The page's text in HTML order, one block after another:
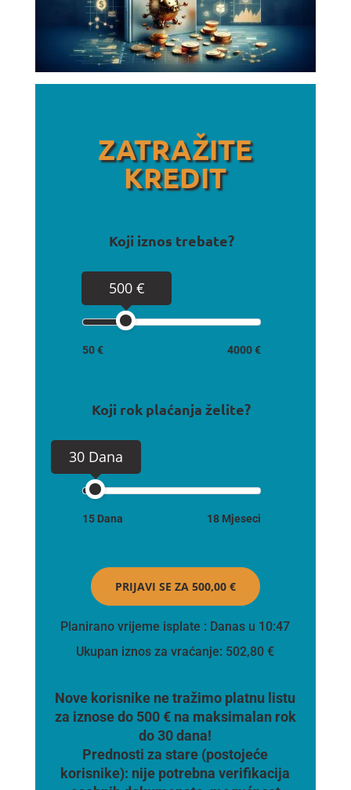
ZATRAŽITE
KREDIT
Koji iznos trebate?
500 €
50 € 4000 €
Koji rok plaćanja želite?
30 Dana
15 Dana 18 Mjeseci
PRIJAVI SE ZA 500,00 €
Planirano vrijeme isplate : Danas u 10:47
Ukupan iznos za vraćanje: 502,80 €
Nove korisnike ne tražimo platnu listu
za iznose do 500 € na maksimalan rok
do 30 dana!
Prednosti za stare (postojeće
korisnike): nije potrebna verifikacija